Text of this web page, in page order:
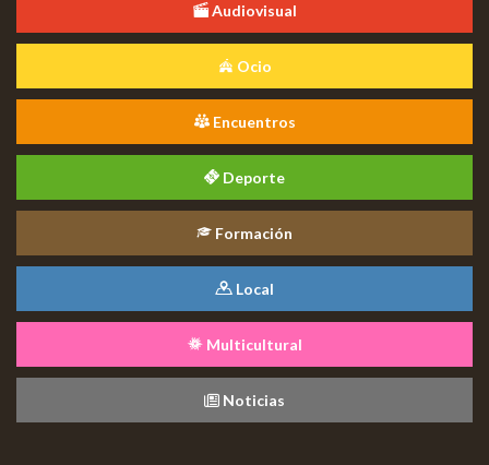
Audiovisual
Ocio
Encuentros
Deporte
Formación
Local
Multicultural
Noticias